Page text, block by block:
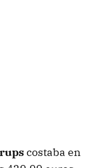
costaba en